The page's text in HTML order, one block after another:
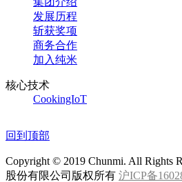
发展历程
斩获奖项
商务合作
加入纯米
核心技术
CookingIoT
回到顶部
Copyright © 2019 Chunmi. All Rights
股份有限公司版权所有 沪ICP备